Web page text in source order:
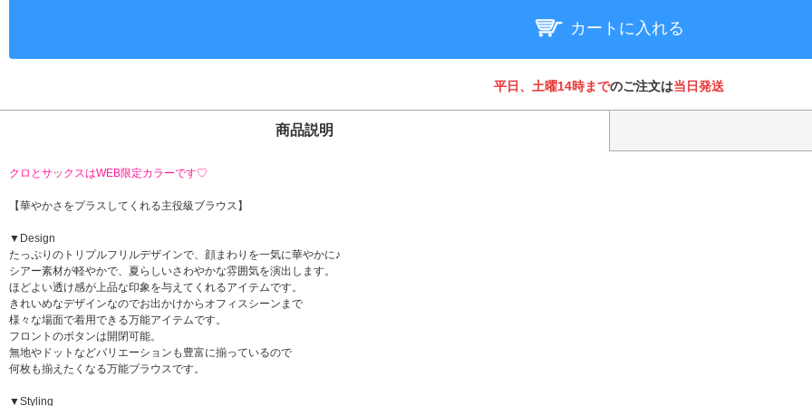
カートに入れる
平日、土曜14時までのご注文は当日発送
商品説明
クロとサックスはWEB限定カラーです♡
【華やかさをプラスしてくれる主役級ブラウス】
▼Design
たっぷりのトリプルフリルデザインで、顔まわりを一気に華やかに♪
シアー素材が軽やかで、夏らしいさわやかな雰囲気を演出します。
ほどよい透け感が上品な印象を与えてくれるアイテムです。
きれいめなデザインなのでお出かけからオフィスシーンまで
様々な場面で着用できる万能アイテムです。
フロントのボタンは開閉可能。
無地やドットなどバリエーションも豊富に揃っているので
何枚も揃えたくなる万能ブラウスです。
▼Styling